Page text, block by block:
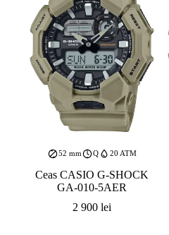
52 mm Q 20 ATM
Ceas CASIO G-SHOCK
GA-010-5AER
2 900lei